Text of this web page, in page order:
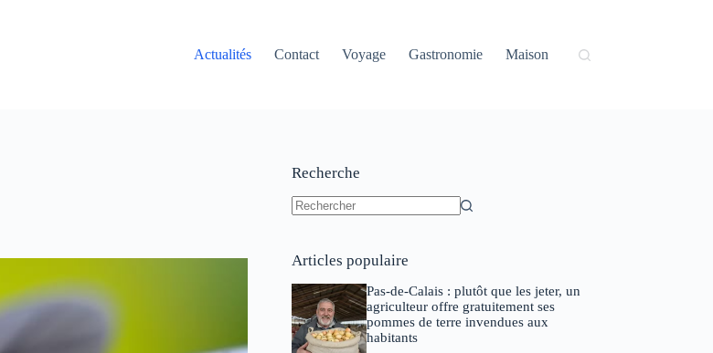
Actualités
Contact Voyage Gastronomie Maison
Recherche
Articles populaire
Pas-de-Calais : plutôt que les jeter, un
agriculteur offre gratuitement ses
pommes de terre invendues aux
habitants